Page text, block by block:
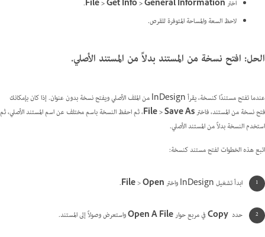
اخترFile > Get Info > General Information
.
لاحظ السعة والمساحة المتوفرة للقرص.
الحل: افتح نسخة من المستند بدلاً من المستند الأصلي.
عندما تفتح مستندًا كنسخة، يقرأ InDesign من الملف الأصلي ويفتح نسخة بدون عنوان. إذا كان بإمكانك
فتح نسخة من المستند، فاخترFile > Save As، ثم احفظ النسخة باسم مختلف عن اسم المستند الأصلي، ثم
استخدم النسخة بدلاً من المستند الأصلي.
اتبع هذه الخطوات لفتح مستند كنسخة:
ابدأ تشغيل InDesign واختر File>Open
.
حدد Copyفي مربع حوارOpen A Fileواستعرض وصولاً إلى المستند.